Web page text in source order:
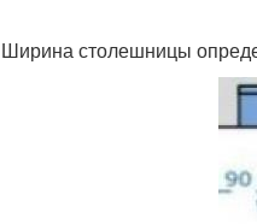
Ширина столешницы